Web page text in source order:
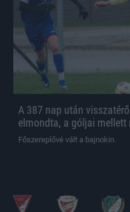
A 387 nap után
elmondta, a góljai mellett
Főszereplővé vált a bajnokin.